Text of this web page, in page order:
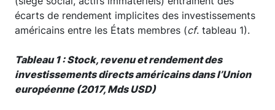
écarts de rendement implicites des investissements
américains entre les États membres (cf. tableau 1).
Tableau 1 : Stock, revenu et rendement des
investissements directs américains dans l’Union
européenne (2017, Mds USD)